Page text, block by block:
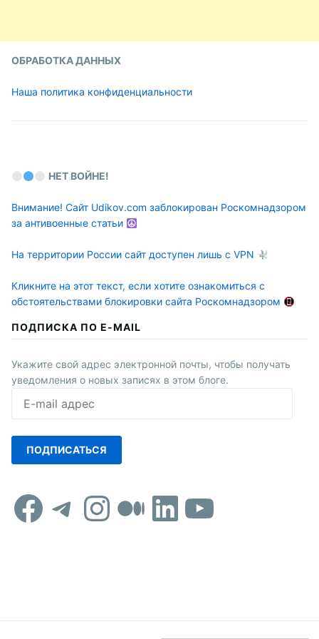
ОБРАБОТКА ДАННЫХ
Наша политика конфиденциальности
НЕТ ВОЙНЕ!
Внимание! Сайт Udikov.com заблокирован Роскомнадзором
за антивоенные статьи
На территории России сайт доступен лишь с VPN
Кликните на этот текст, если хотите ознакомиться с
обстоятельствами блокировки сайта Роскомнадзором
ПОДПИСКА ПО E-MAIL
Укажите свой адрес электронной почты, чтобы получать
уведомления о новых записях в этом блоге.
mail
ПОДПИСАТЬСЯ
Facebook
Telegram
Instagram
Средний
LinkedIn